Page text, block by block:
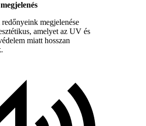
megjelenése
amelyet az UV és
miatt hosszan